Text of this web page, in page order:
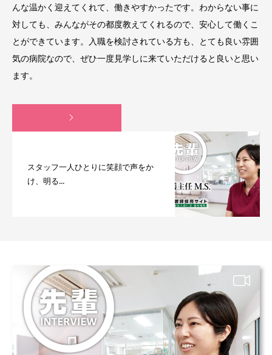
んな温かく迎えてくれて、働きやすかったです。わからない事に
対しても、みんながその都度教えてくれるので、安心して働くこ
とができています。入職を検討されている方も、とても良い雰囲
気の病院なので、ぜひ一度見学しに来ていただけると良いと思い
ます。
スタッフ一人ひとりに笑顔で声をか
け、明る...